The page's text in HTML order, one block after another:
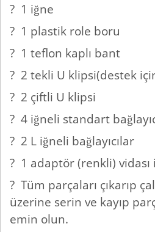
? 1 iğne
? 1 plastik role boru
? 1 teflon kaplı bant
? 2 tekli U klipsi(destek
? 2 çiftli U klipsi
? 4 iğneli standart
? 2 L iğneli bağlayıcılar
? 1 adaptör (renkli) vidası
? Tüm parçaları çıkarıp
üzerine serin ve kayıp
emin olun.